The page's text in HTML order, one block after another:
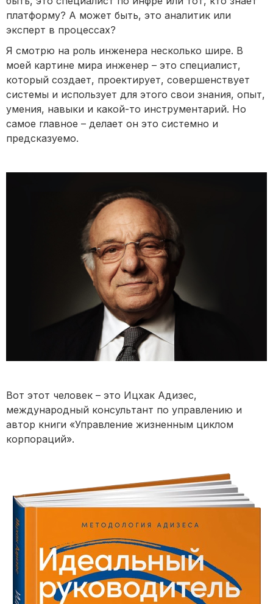
платформу? А может быть, это аналитик или
эксперт в процессах?
Я смотрю на роль инженера несколько шире. В
моей картине мира инженер – это специалист,
который создает, проектирует, совершенствует
системы и использует для этого свои знания, опыт,
умения, навыки и какой-то инструментарий. Но
самое главное – делает он это системно и
предсказуемо.
Вот этот человек – это Ицхак Адизес,
международный консультант по управлению и
автор книги «Управление жизненным циклом
корпораций».